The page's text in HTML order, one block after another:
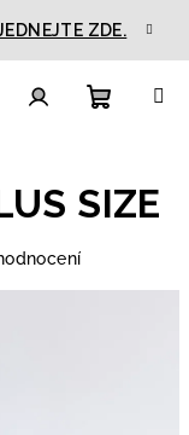
ZDE.
košík
SIZE